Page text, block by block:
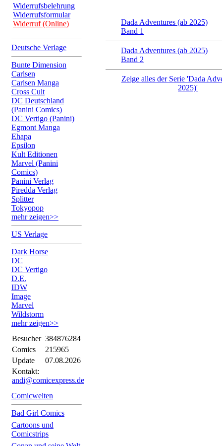
Widerrufsbelehrung
Widerrufsformular
Widerruf (Online)
Deutsche Verlage
Bunte Dimension
Carlsen
Carlsen Manga
Cross Cult
DC Deutschland
(Panini Comics)
DC Vertigo (Panini)
Egmont Manga
Ehapa
Epsilon
Kult Editionen
Marvel (Panini
Comics)
Panini Verlag
Piredda Verlag
Splitter
Tokyopop
mehr zeigen>>
US Verlage
Dark Horse
DC
DC Vertigo
D.E.
IDW
Image
Marvel
Wildstorm
mehr zeigen>>
Besucher 384876284
Comics
215965
Update
07.08.2026
Kontakt:
andi@comicexpress.de
Comicwelten
Bad Girl Comics
Cartoons und
Comicstrips
Dada Adventures (ab 2025)
Band 1
Dada Adventures (ab 2025)
Band 2
Zeige alles der Serie 'Dada
2025)'